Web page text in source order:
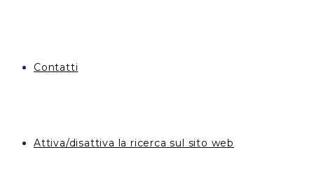
Contatti
Attiva/disattiva la ricerca sul sito web